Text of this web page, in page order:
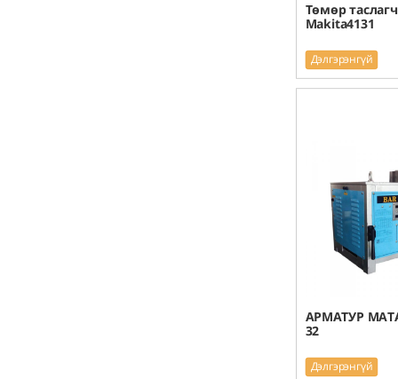
Төмөр
Makita4131
Дэлгэрэнгүй
АРМАТУР
32
Дэлгэрэнгүй